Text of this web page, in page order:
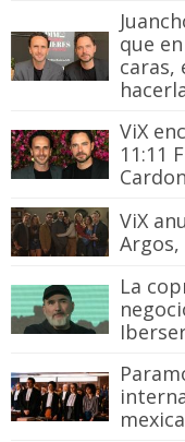
que
caras,
ViX
11:11
ViX
Argos,
La